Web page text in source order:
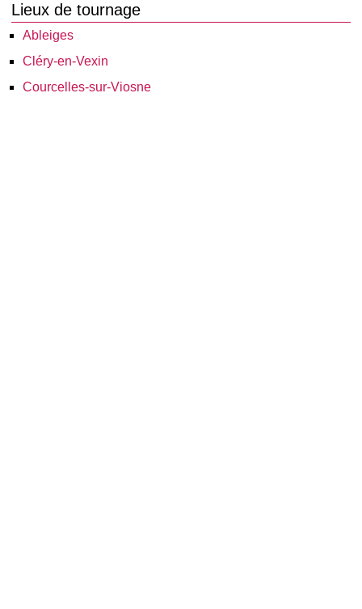
Lieux de tournage
Ableiges
Cléry-en-Vexin
Courcelles-sur-Viosne